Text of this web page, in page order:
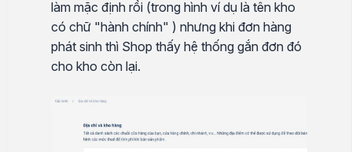
làm mặc định rồi (trong hình ví dụ là tên kho
có chữ "hành chính" ) nhưng khi đơn hàng
phát sinh thì Shop thấy hệ thống gắn đơn đó
cho kho còn lại.